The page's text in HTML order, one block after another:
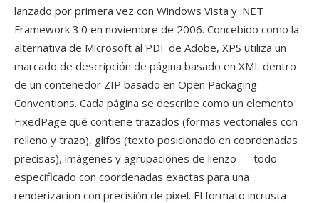
lanzado por primera vez con Windows Vista y .NET
Framework 3.0 en noviembre de 2006. Concebido como la
alternativa de Microsoft al PDF de Adobe, XPS utiliza un
marcado de descripción de página basado en XML dentro
de un contenedor ZIP basado en Open Packaging
Conventions. Cada página se describe como un elemento
FixedPage qué contiene trazados (formas vectoriales con
relleno y trazo), glifos (texto posicionado en coordenadas
precisas), imágenes y agrupaciones de lienzo — todo
especificado con coordenadas exactas para una
renderizacion con precisión de píxel. El formato incrusta